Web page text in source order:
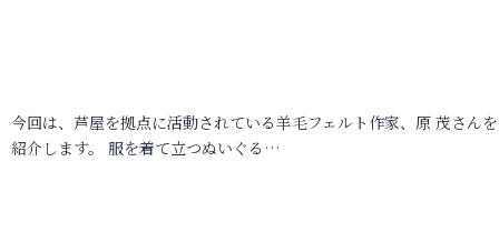
今回は、芦屋を拠点に活動されている羊毛フェルト作家、原 茂さん
紹介します。 服を着て立つぬいぐる…